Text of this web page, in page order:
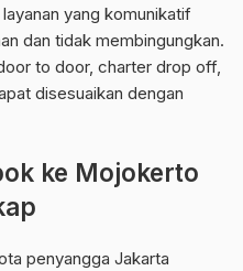
yang komunikatif
dan tidak membingungkan.
to door, charter drop off,
disesuaikan dengan
ke Mojokerto
penyangga Jakarta